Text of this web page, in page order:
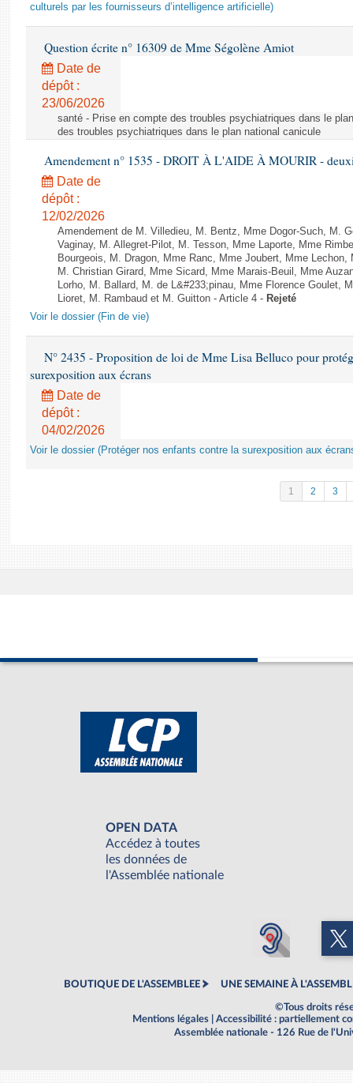
culturels par les fournisseurs d’intelligence artificielle)
Question écrite n° 16309 de Mme Ségolène Amiot
Date de
dépôt :
23/06/2026
santé - Prise en compte des troubles psychiatriques dans le
des troubles psychiatriques dans le plan national canicule
Amendement n° 1535 - DROIT À L'AIDE À MOURIR -
Date de
dépôt :
12/02/2026
Amendement de M. Villedieu, M. Bentz, Mme Dogor-Such, M.
Vaginay, M. Allegret-Pilot, M. Tesson, Mme Laporte, Mme
Bourgeois, M. Dragon, Mme Ranc, Mme Joubert, Mme
M. Christian Girard, Mme Sicard, Mme Marais-Beuil, Mme
Lorho, M. Ballard, M. de L&#233;pinau, Mme Florence Goulet,
Lioret, M. Rambaud et M. Guitton - Article 4 - Rejeté
Voir le dossier (Fin de vie)
N° 2435 - Proposition de loi de Mme Lisa Belluco pour
surexposition aux écrans
Date de
dépôt :
04/02/2026
Voir le dossier (Protéger nos enfants contre la surexposition aux
1 2 3
OPEN DATA
Accédez à toutes
les données de
l'Assemblée nationale
BOUTIQUE DE L'ASSEMBLEE UNE SEMAINE À
©Tous droits
Mentions légales
Accessibilité : partiellement
Assemblée nationale - 126 Rue de